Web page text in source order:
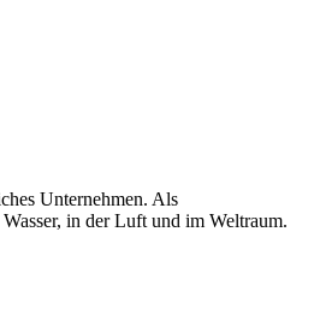
Unternehmen. Als
in der Luft und im Weltraum.